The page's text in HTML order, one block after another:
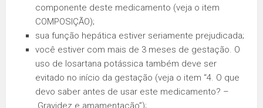
componente deste medicamento (veja o item
COMPOSIÇÃO);
sua função hepática estiver seriamente prejudicada;
você estiver com mais de 3 meses de gestação. O
uso de losartana potássica também deve ser
evitado no início da gestação (veja o item “4. O que
devo saber antes de usar este medicamento? –
Gravidez e amamentação”);